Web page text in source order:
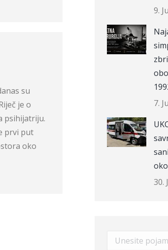
su
je o
psihijatriju.
prvi put
oko
9.
7.
30.
Search: